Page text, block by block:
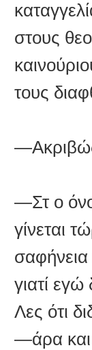
στους
τους
—Στ ο
γίνεται
γιατί
Λες ότι
—άρα και